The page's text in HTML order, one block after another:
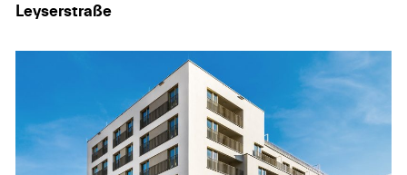
Leyserstraße